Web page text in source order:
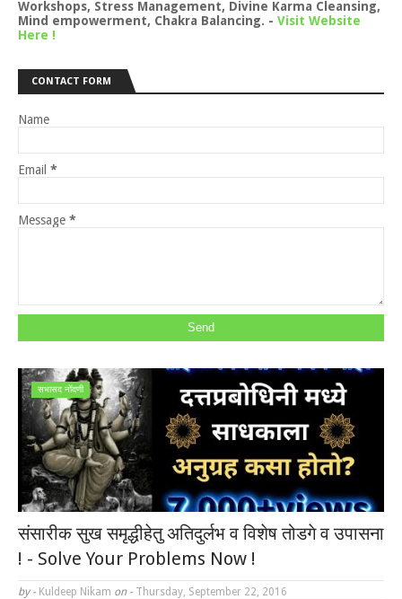
Workshops, Stress Management, Divine Karma Cleansing,
Mind empowerment, Chakra Balancing. - Visit Website
Here !
CONTACT FORM
Name
Email *
Message *
सभासद नोंदणी
संसारीक सुख समृद्धीहेतु अतिदुर्लभ व विशेष तोडगे व उपासना
! - Solve Your Problems Now !
by - Kuldeep Nikam on - Thursday, September 22, 2016